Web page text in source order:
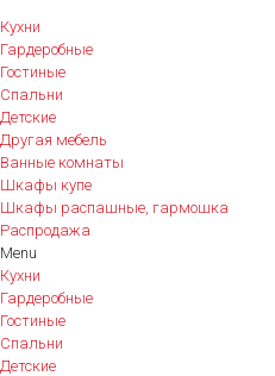
Кухни
Гардеробные
Гостиные
Спальни
Детские
Другая мебель
Ванные комнаты
Шкафы купе
Шкафы распашные, гармошка
Распродажа
Menu
Кухни
Гардеробные
Гостиные
Спальни
Детские